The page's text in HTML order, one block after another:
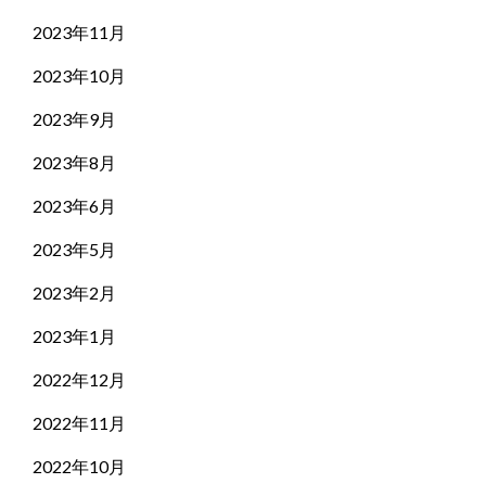
2023年11月
2023年10月
2023年9月
2023年8月
2023年6月
2023年5月
2023年2月
2023年1月
2022年12月
2022年11月
2022年10月